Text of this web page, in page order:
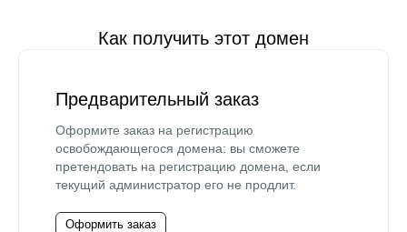
Как получить этот домен
Предварительный заказ
Оформите заказ на регистрацию
освобождающегося домена: вы сможете
претендовать на регистрацию домена, если
текущий администратор его не продлит.
Оформить заказ